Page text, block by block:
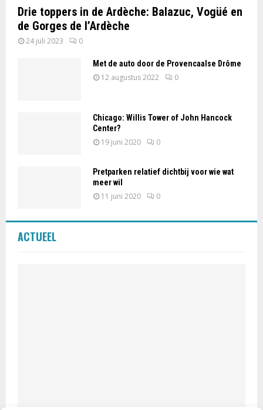
Drie toppers in de Ardèche: Balazuc, Vogüé en
de Gorges de l’Ardèche
24 juli 2023 0
Met de auto door de Provencaalse Drôme
12 augustus 2022 0
Chicago: Willis Tower of John Hancock
Center?
19 juni 2020 0
Pretparken relatief dichtbij voor wie wat
meer wil
11 juni 2020 0
ACTUEEL